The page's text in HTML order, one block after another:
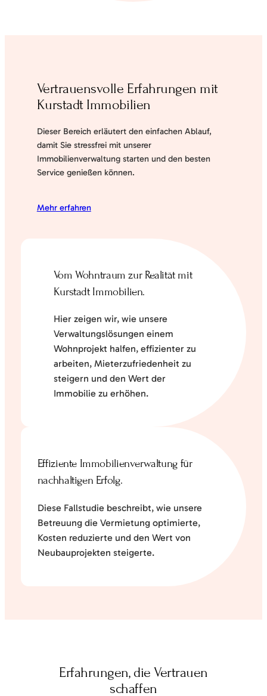
Vertrauensvolle Erfahrungen mit
Kurstadt Immobilien
Dieser Bereich erläutert den einfachen Ablauf,
damit Sie stressfrei mit unserer
Immobilienverwaltung starten und den besten
Service genießen können.
Mehr erfahren
Vom Wohntraum zur Realität mit
Kurstadt Immobilien.
Hier zeigen wir, wie unsere
Verwaltungslösungen einem
Wohnprojekt halfen, effizienter zu
arbeiten, Mieterzufriedenheit zu
steigern und den Wert der
Immobilie zu erhöhen.
Effiziente Immobilienverwaltung für
nachhaltigen Erfolg.
Diese Fallstudie beschreibt, wie unsere
Betreuung die Vermietung optimierte,
Kosten reduzierte und den Wert von
Neubauprojekten steigerte.
Erfahrungen, die Vertrauen
schaffen